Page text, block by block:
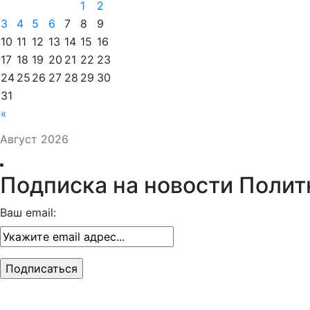
Август 2026
«
1
2
3
4 5 6 7 8
9
10 11 12 13 14 15 16
17 18 19 20 21 22 23
24 25 26 27 28 29 30
31
Подписка на новости
Ваш email: